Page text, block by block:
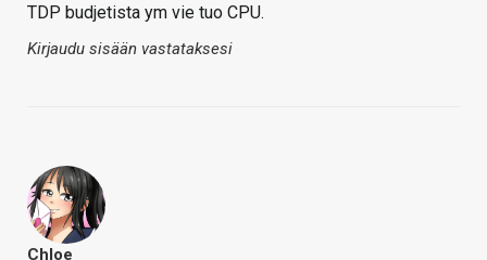
TDP budjetista ym vie tuo CPU.
Kirjaudu sisään vastataksesi
Chloe